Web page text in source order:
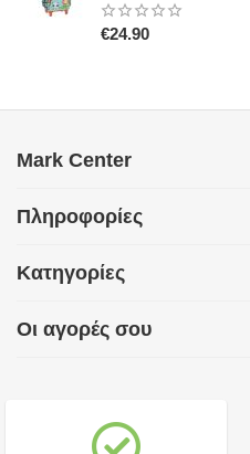
€24.90
Mark Center
Πληροφορίες
Κατηγορίες
Οι αγορές σου